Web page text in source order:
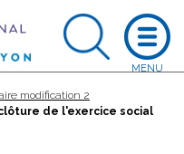
modification 2
de l'exercice social